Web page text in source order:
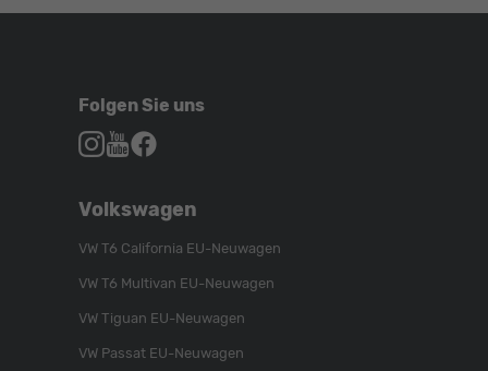
Folgen Sie uns
Autohaus
Sie
Instagram
Autohaus
Sie
unser
Kanal
Sie
Facebook
Volkswagen
VW T6 California EU-Neuwagen
VW T6 Multivan EU-Neuwagen
VW Tiguan EU-Neuwagen
VW Passat EU-Neuwagen